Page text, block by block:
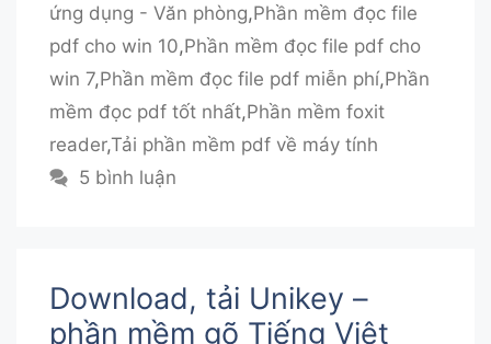
ứng dụng - Văn phòng,Phần mềm đọc file
pdf cho win 10,Phần mềm đọc file pdf cho
win 7,Phần mềm đọc file pdf miễn phí,Phần
mềm đọc pdf tốt nhất,Phần mềm foxit
reader,Tải phần mềm pdf về máy tính
5 bình luận
Download, tải Unikey –
phần mềm gõ Tiếng Việt